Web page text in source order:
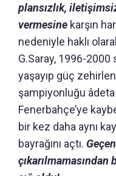
plansızlık,
vermesine karşın
nedeniyle haklı
G.Saray, 1996-
yaşayıp güç
şampiyonluğu
Fenerbahçe’ye
bir kez daha aynı
bayrağını açtı.